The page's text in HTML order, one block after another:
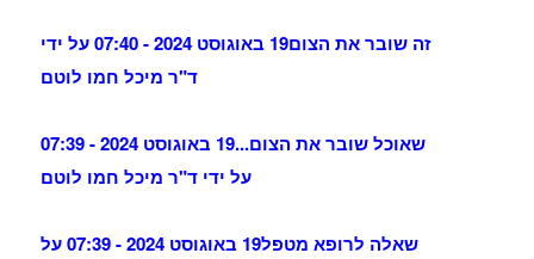
זה שובר את הצום
19 באוגוסט 2024 - 07:40 על ידי
ד"ר מיכל חמו לוטם
שאוכל שובר את הצום...
19 באוגוסט 2024 - 07:39
על ידי ד"ר מיכל חמו לוטם
שאלה לרופא מטפל
19 באוגוסט 2024 - 07:39 על